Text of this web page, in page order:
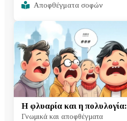
Αποφθέγματα σοφών
H φλυαρία και η πολυλογία:
Γνωμικά και αποφθέγματα